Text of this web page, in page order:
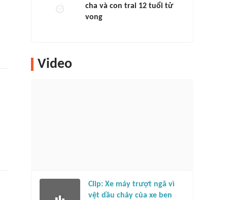
cha và con trai 12 tuổi tử
vong
Video
Clip: Xe máy trượt ngã vì
vệt dầu chảy của xe ben